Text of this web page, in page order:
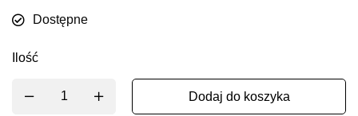
Dostępne
Ilość
Dodaj do koszyka